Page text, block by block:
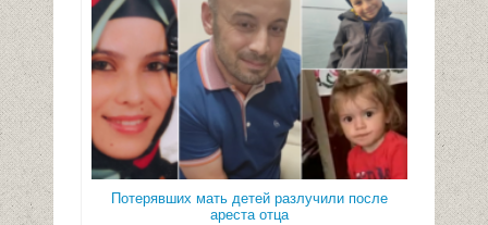
Потерявших мать детей разлучили после
ареста отца